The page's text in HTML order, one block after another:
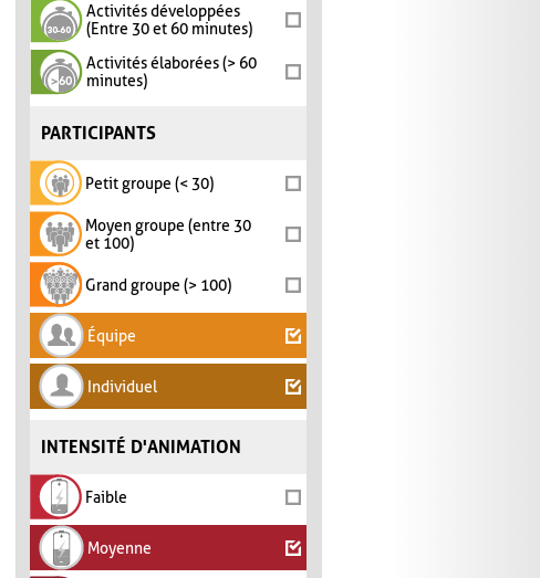
Activités développées
(Entre 30 et 60 minutes)
Activités élaborées (> 60
minutes)
PARTICIPANTS
Petit groupe (< 30)
Moyen groupe (entre 30
et 100)
Grand groupe (> 100)
Équipe
Individuel
INTENSITÉ D'ANIMATION
Faible
Moyenne